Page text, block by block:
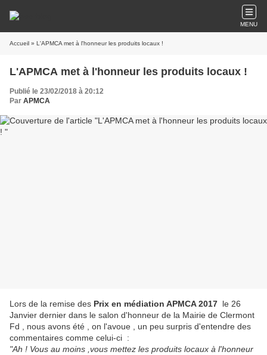
MENU
Accueil » L'APMCA met à l'honneur les produits locaux !
L'APMCA met à l'honneur les produits locaux !
Publié le 23/02/2018 à 20:12
Par APMCA
Lors de la remise des Prix en médiation APMCA 2017 le 26
Janvier dernier dans le salon d'honneur de la Mairie de Clermont
Fd , nous avons été , on l'avoue , un peu surpris d'entendre des
commentaires comme celui-ci :
"Ah ! Vous au moins ,vous mettez les produits locaux à l'honneur